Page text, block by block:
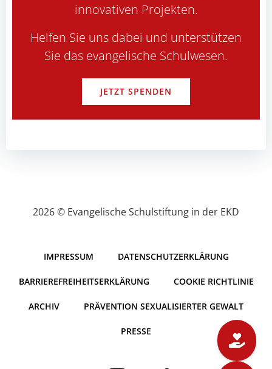
innovativen Projekten.
Helfen Sie uns dabei und unterstützen
Sie das evangelische Schulwesen.
JETZT SPENDEN
2026 © Evangelische Schulstiftung in der EKD
IMPRESSUM DATENSCHUTZERKLÄRUNG
BARRIEREFREIHEITSERKLÄRUNG COOKIE RICHTLINIE
ARCHIV PRÄVENTION SEXUALISIERTER GEWALT
PRESSE